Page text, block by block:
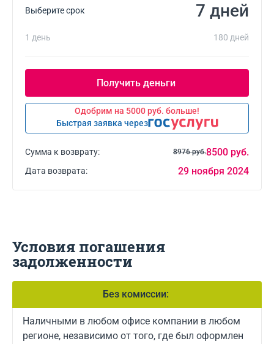
Выберите срок дней
1 день 180 дней
Одобрим на 5000 руб. больше!
Быстрая заявка через
Сумма к возврату: 8500 руб.
8976 руб.
Дата возврата: 29 ноября 2024
Условия погашения
задолженности
Без комиссии:
Наличными в любом офисе компании в любом
регионе, независимо от того, где был оформлен